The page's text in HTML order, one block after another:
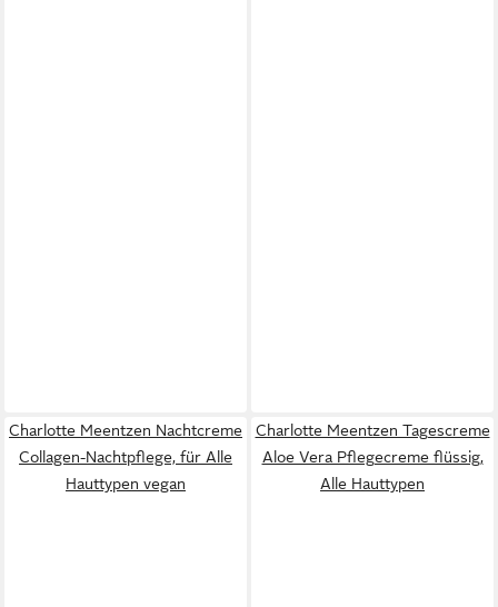
Charlotte Meentzen Nachtcreme
Collagen-Nachtpflege, für Alle
Hauttypen vegan
Charlotte Meentzen Tagescreme
Aloe Vera Pflegecreme flüssig,
Alle Hauttypen